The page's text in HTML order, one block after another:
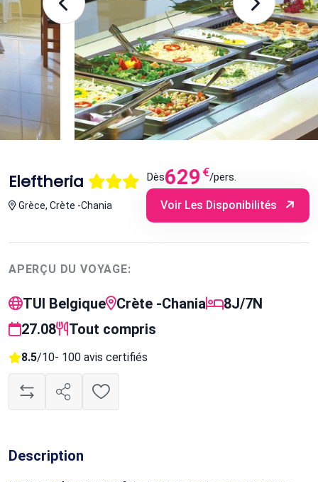
Eleftheria
Grèce, Crète -Chania
Dès629 €/pers.
Voir Les Disponibilités
APERÇU DU VOYAGE:
TUI Belgique Crète -Chania
8J/7N
27.08
Tout compris
8.5/10- 100 avis certifiés
Description